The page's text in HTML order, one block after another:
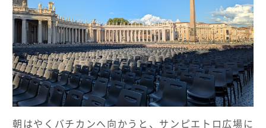
朝はやくバチカンへ向かうと、サンピエトロ広場に